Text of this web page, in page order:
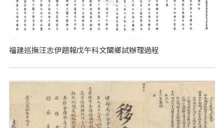
福建巡撫汪志伊題報戊午科文闈鄉試辦理過程